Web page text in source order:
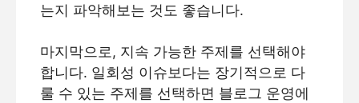
는지 파악해보는 것도 좋습니다.
마지막으로, 지속 가능한 주제를 선택해야
합니다. 일회성 이슈보다는 장기적으로 다
룰 수 있는 주제를 선택하면 블로그 운영에